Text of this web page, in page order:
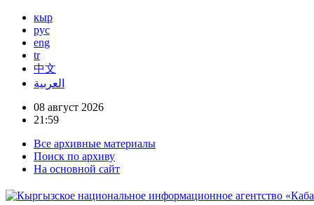
кыр
рус
eng
tr
中文
العربية
08 август 2026
21:59
Все архивные материалы
Поиск по архиву
На основной сайт